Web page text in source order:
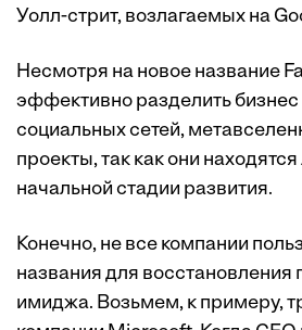
Уолл-стрит, возлагаемых на
Несмотря на новое название
эффективно разделить
социальных сетей,
проекты, так как они
начальной стадии развития.
Конечно, не все компании
названия для восстановления
имиджа. Возьмем, к примеру,